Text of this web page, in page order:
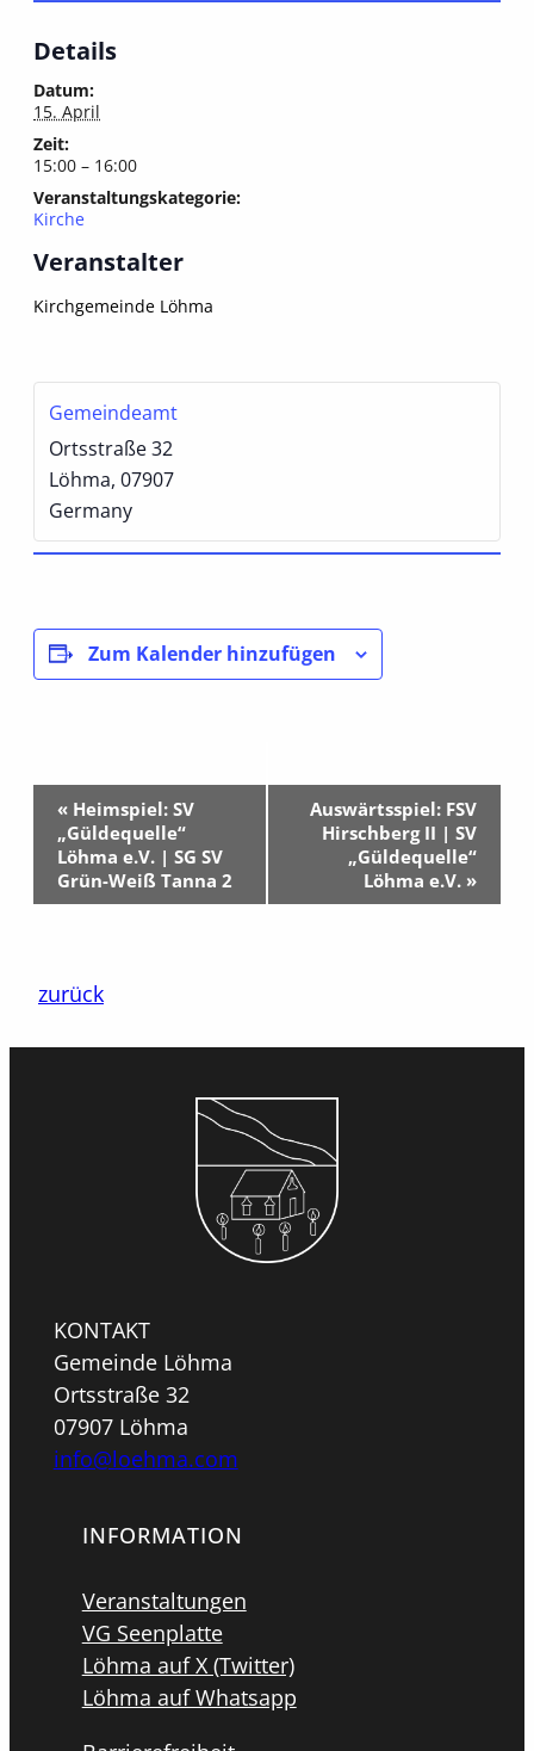
Details
Datum:
15. April
Zeit:
15:00 – 16:00
Veranstaltungskategorie:
Kirche
Veranstalter
Kirchgemeinde Löhma
Gemeindeamt
Ortsstraße 32
Löhma, 07907
Germany
Zum Kalender hinzufügen
Veranstaltung-
Navigation
« Heimspiel: SV
„Güldequelle“
Löhma e.V. | SG SV
Grün-Weiß Tanna 2
Auswärtsspiel: FSV
Hirschberg II | SV
„Güldequelle“
Löhma e.V. »
zurück
KONTAKT
Gemeinde Löhma
Ortsstraße 32
07907 Löhma
info@loehma.com
INFORMATION
Veranstaltungen
VG Seenplatte
Löhma auf X (Twitter)
Löhma auf Whatsapp